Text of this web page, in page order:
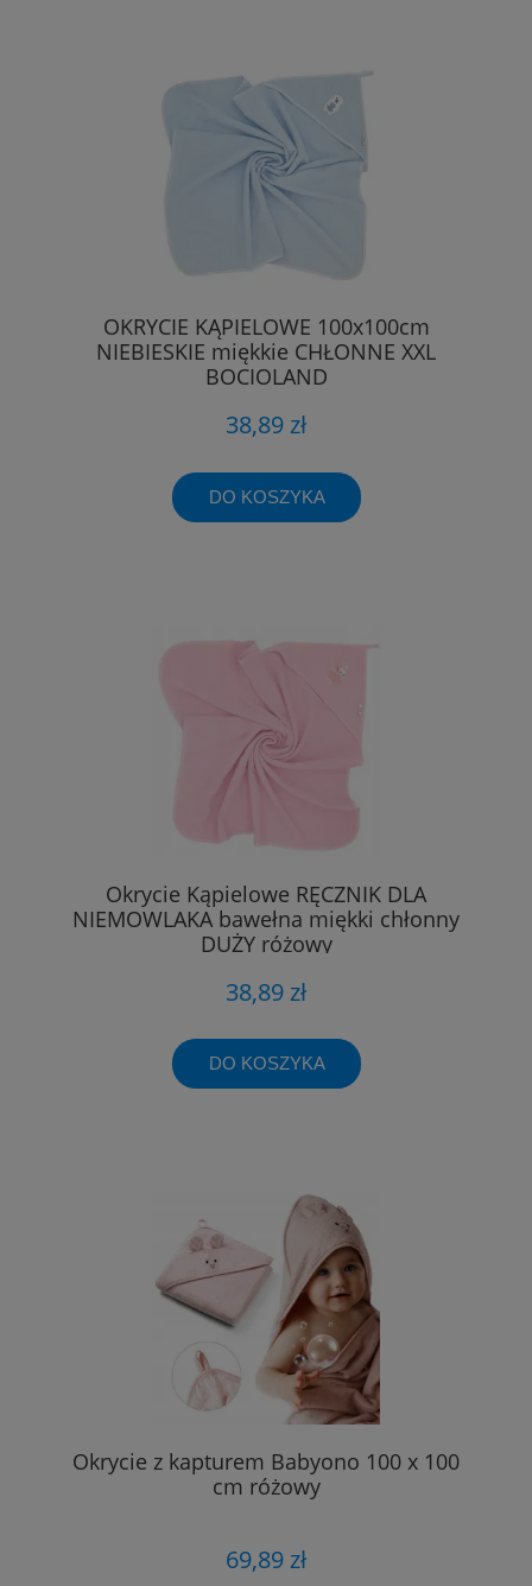
OKRYCIE KĄPIELOWE 100x100cm
NIEBIESKIE miękkie CHŁONNE XXL
BOCIOLAND
38,89 zł
DO KOSZYKA
Okrycie Kąpielowe RĘCZNIK DLA
NIEMOWLAKA bawełna miękki chłonny
DUŻY różowy
38,89 zł
DO KOSZYKA
Okrycie z kapturem Babyono 100 x 100
cm różowy
69,89 zł